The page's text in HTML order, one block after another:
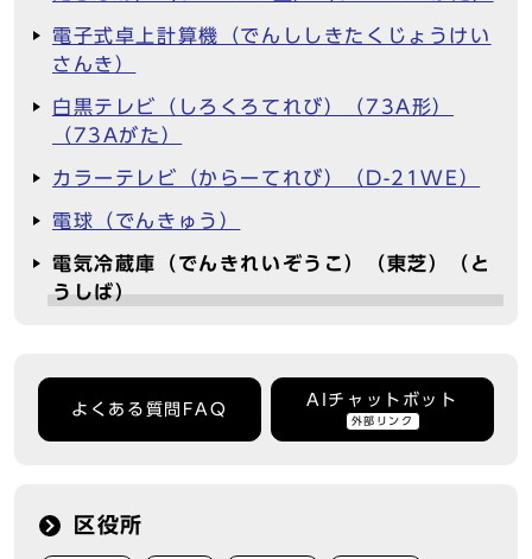
電子式卓上計算機（でんししきたくじょうけい
さんき）
白黒テレビ（しろくろてれび）（73A形）
（73Aがた）
カラーテレビ（からーてれび）（D-21WE）
電球（でんきゅう）
電気冷蔵庫（でんきれいぞうこ）（東芝）（と
うしば）
よくある質問FAQ
AIチャットボット
外部リンク
区役所